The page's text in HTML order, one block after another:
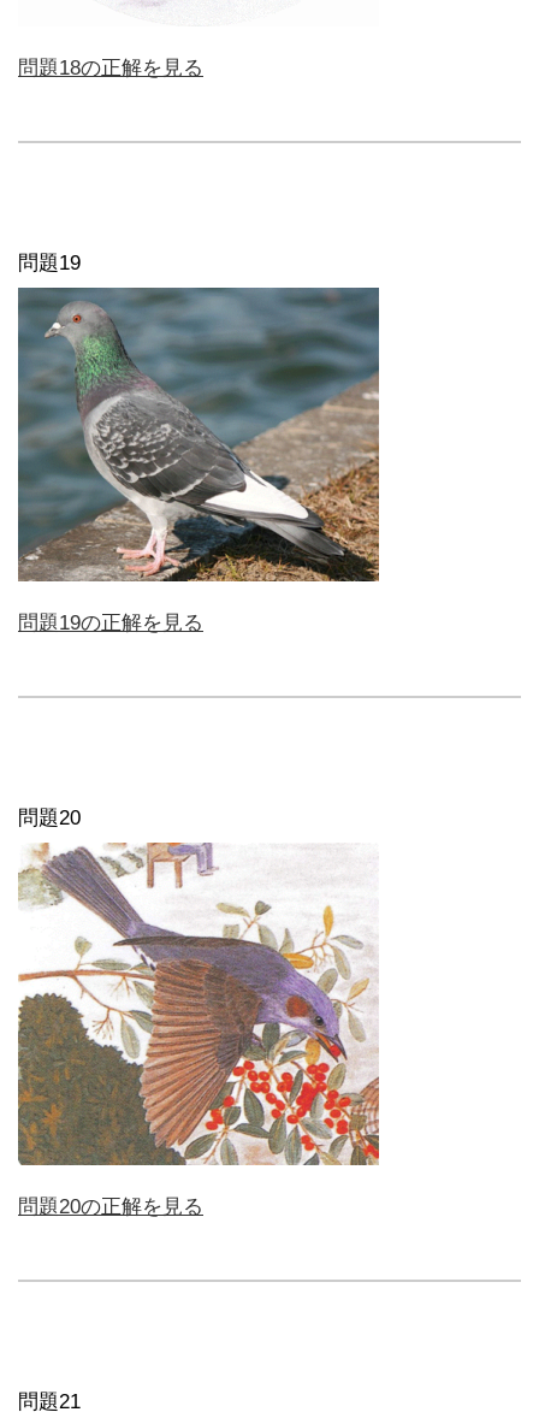
問題18の正解を見る
問題19
問題19の正解を見る
問題20
問題20の正解を見る
問題21